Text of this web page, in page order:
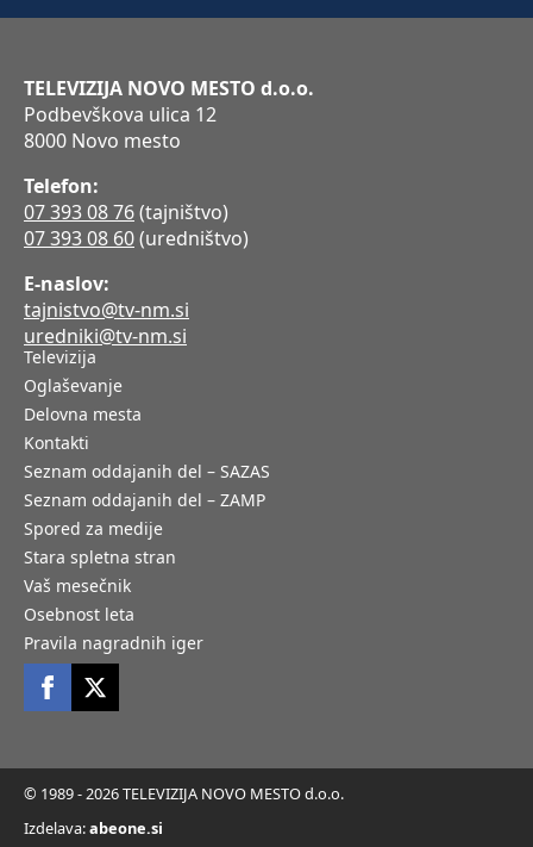
TELEVIZIJA NOVO MESTO d.o.o.
Podbevškova ulica 12
8000 Novo mesto
Telefon:
07 393 08 76(tajništvo)
07 393 08 60(uredništvo)
E-naslov:
tajnistvo@tv-nm.si
uredniki@tv-nm.si
Televizija
Oglaševanje
Delovna mesta
Kontakti
Seznam oddajanih del – SAZAS
Seznam oddajanih del – ZAMP
Spored za medije
Stara spletna stran
Vaš mesečnik
Osebnost leta
Pravila nagradnih iger
© 1989 - 2026 TELEVIZIJA NOVO MESTO d.o.o.
Izdelava:abeone.si